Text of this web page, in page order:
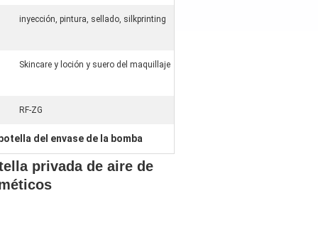
inyección, pintura, sellado, silkprinting
Skincare y loción y suero del maquillaje
RF-ZG
del envase de la bomba
privada de aire de